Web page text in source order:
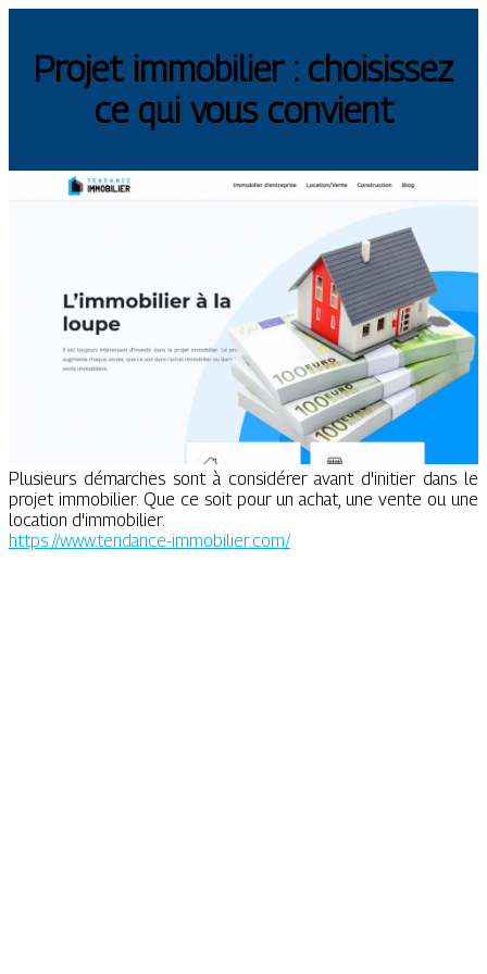
Projet immobilier : choisissez
ce qui vous convient
Plusieurs démarches sont à considérer avant d'initier dans le
projet immobilier. Que ce soit pour un achat, une vente ou une
location d'immobilier.
https://www.tendance-immobilier.com/